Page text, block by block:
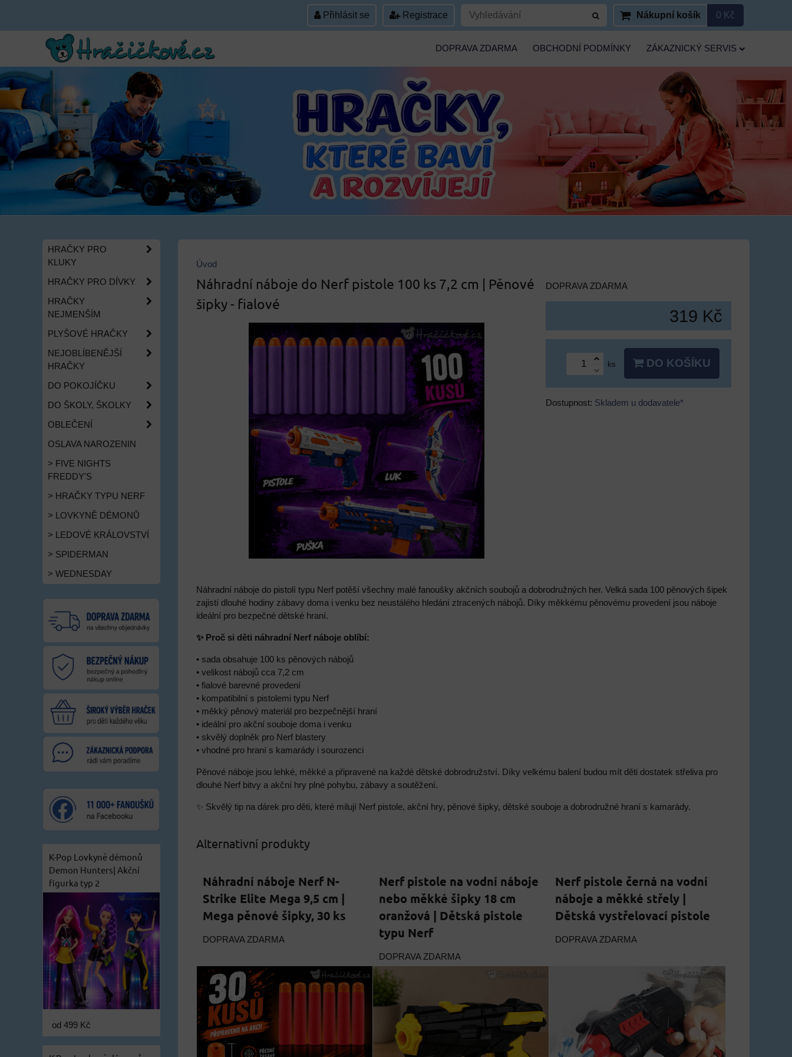
Přihlásit se Registrace Nákupní košík 0 Kč
DOPRAVA ZDARMA OBCHODNÍ PODMÍNKY ZÁKAZNICKÝ SERVIS
Úvod
Náhradní náboje do Nerf pistole 100 ks 7,2 cm | Pěnové
šipky - fialové
DOPRAVA ZDARMA
319 Kč
ks DO KOŠÍKU
Dostupnost: Skladem u dodavatele*
Náhradní náboje do pistolí typu Nerf potěší všechny malé fanoušky akčních soubojů a dobrodružných her. Velká sada 100 pěnových šipek
zajistí dlouhé hodiny zábavy doma i venku bez neustálého hledání ztracených nábojů. Díky měkkému pěnovému provedení jsou náboje
ideální pro bezpečné dětské hraní.
✨ Proč si děti náhradní Nerf náboje oblíbí:
• sada obsahuje 100 ks pěnových nábojů
• velikost nábojů cca 7,2 cm
• fialové barevné provedení
• kompatibilní s pistolemi typu Nerf
• měkký pěnový materiál pro bezpečnější hraní
• ideální pro akční souboje doma i venku
• skvělý doplněk pro Nerf blastery
• vhodné pro hraní s kamarády i sourozenci
Pěnové náboje jsou lehké, měkké a připravené na každé dětské dobrodružství. Díky velkému balení budou mít děti dostatek střeliva pro
dlouhé Nerf bitvy a akční hry plné pohybu, zábavy a soutěžení.
✨ Skvělý tip na dárek pro děti, které milují Nerf pistole, akční hry, pěnové šipky, dětské souboje a dobrodružné hraní s kamarády.
Alternativní produkty
Náhradní náboje Nerf N-
Strike Elite Mega 9,5 cm |
Mega pěnové šipky, 30 ks
DOPRAVA ZDARMA
Nerf pistole na vodní náboje
nebo měkké šipky 18 cm
oranžová | Dětská pistole
typu Nerf
DOPRAVA ZDARMA
Nerf pistole černá na vodní
náboje a měkké střely |
Dětská vystřelovací pistole
DOPRAVA ZDARMA
HRAČKY PRO
KLUKY
HRAČKY PRO DÍVKY
HRAČKY
NEJMENŠÍM
PLYŠOVÉ HRAČKY
NEJOBLÍBENĚJŠÍ
HRAČKY
DO POKOJÍČKU
DO ŠKOLY, ŠKOLKY
OBLEČENÍ
OSLAVA NAROZENIN
> FIVE NIGHTS
FREDDY'S
> HRAČKY TYPU NERF
> LOVKYNĚ DÉMONŮ
> LEDOVÉ KRÁLOVSTVÍ
> SPIDERMAN
> WEDNESDAY
K-Pop Lovkyně démonů
Demon Hunters| Akční
figurka typ 2
od 499 Kč